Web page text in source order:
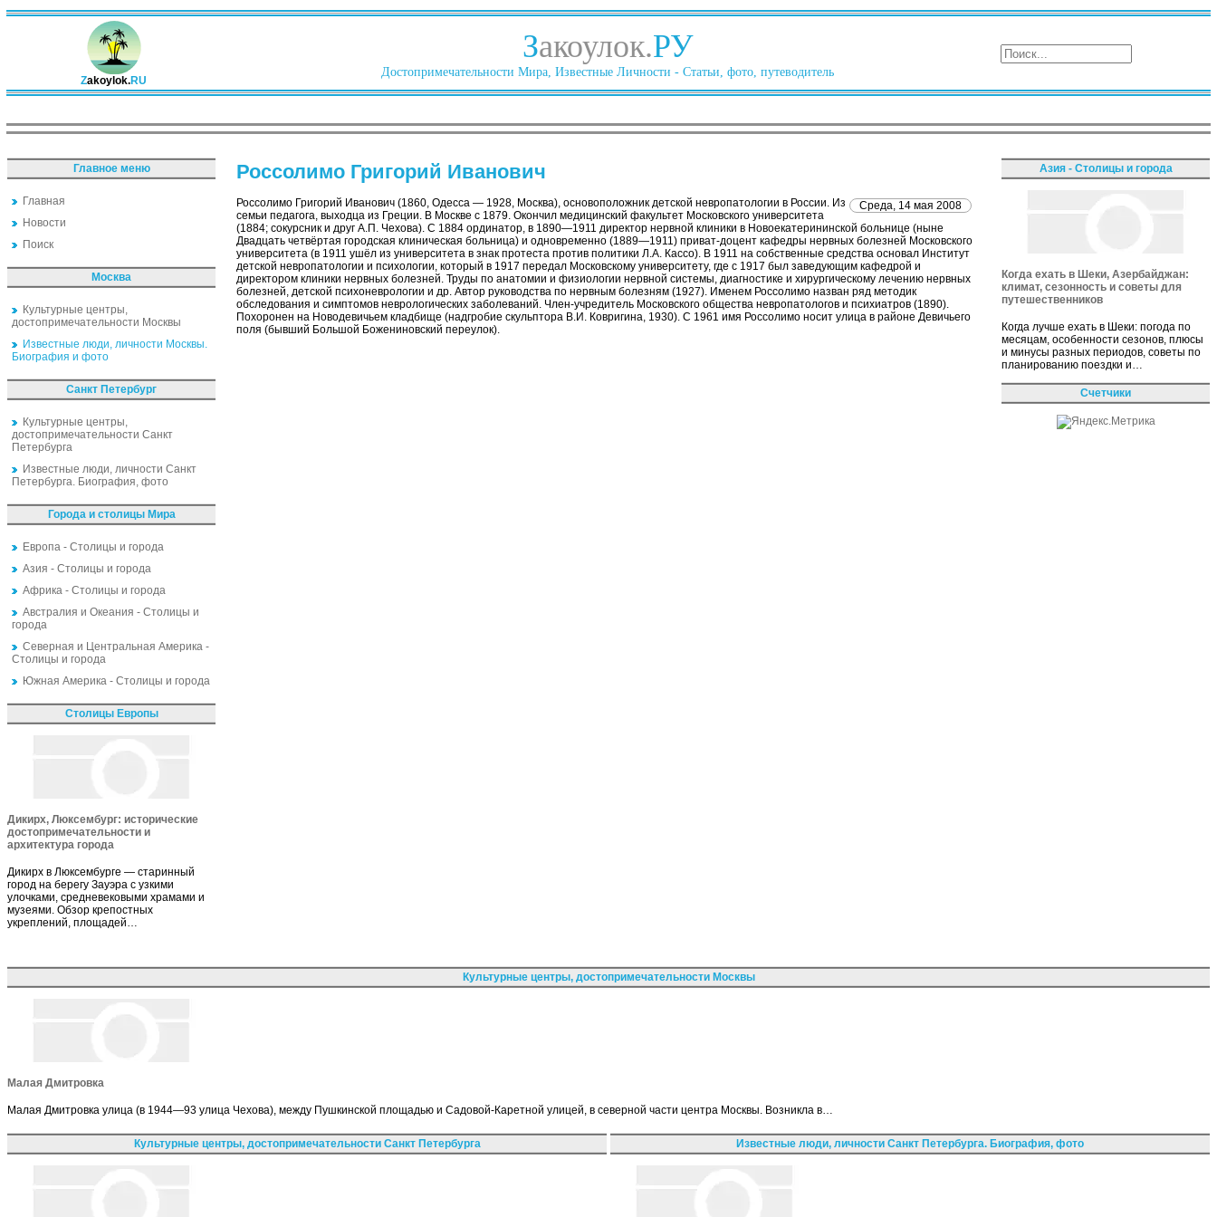
Zakoylok.RU
Закоулок.РУ
Достопримечательности Мира, Известные Личности - Статьи, фото, путеводитель
Главное меню
Главная
Новости
Поиск
Москва
Культурные центры,
достопримечательности Москвы
Известные люди, личности Москвы.
Биография и фото
Санкт Петербург
Культурные центры,
достопримечательности Санкт
Петербурга
Известные люди, личности Санкт
Петербурга. Биография, фото
Города и столицы Мира
Европа - Столицы и города
Азия - Столицы и города
Африка - Столицы и города
Австралия и Океания - Столицы и
города
Северная и Центральная Америка -
Столицы и города
Южная Америка - Столицы и города
Столицы Европы
Дикирх, Люксембург: исторические
достопримечательности и
архитектура города
Дикирх в Люксембурге — старинный
город на берегу Зауэра с узкими
улочками, средневековыми храмами и
музеями. Обзор крепостных
укреплений, площадей…
Россолимо Григорий Иванович
Среда, 14 мая 2008
Россолимо Григорий Иванович (1860, Одесса — 1928, Москва), основоположник детской невропатологии в России. Из
семьи педагога, выходца из Греции. В Москве с 1879. Окончил медицинский факультет Московского университета
(1884; сокурсник и друг А.П. Чехова). С 1884 ординатор, в 1890—1911 директор нервной клиники в Новоекатерининской больнице (ныне
Двадцать четвёртая городская клиническая больница) и одновременно (1889—1911) приват-доцент кафедры нервных болезней Московского
университета (в 1911 ушёл из университета в знак протеста против политики Л.А. Кассо). В 1911 на собственные средства основал Институт
детской невропатологии и психологии, который в 1917 передал Московскому университету, где с 1917 был заведующим кафедрой и
директором клиники нервных болезней. Труды по анатомии и физиологии нервной системы, диагностике и хирургическому лечению нервных
болезней, детской психоневрологии и др. Автор руководства по нервным болезням (1927). Именем Россолимо назван ряд методик
обследования и симптомов неврологических заболеваний. Член-учредитель Московского общества невропатологов и психиатров (1890).
Похоронен на Новодевичьем кладбище (надгробие скульптора В.И. Ковригина, 1930). С 1961 имя Россолимо носит улица в районе Девичьего
поля (бывший Большой Божениновский переулок).
Азия - Столицы и города
Когда ехать в Шеки, Азербайджан:
климат, сезонность и советы для
путешественников
Когда лучше ехать в Шеки: погода по
месяцам, особенности сезонов, плюсы
и минусы разных периодов, советы по
планированию поездки и…
Счетчики
Культурные центры, достопримечательности Москвы
Малая Дмитровка
Малая Дмитровка улица (в 1944—93 улица Чехова), между Пушкинской площадью и Садовой-Каретной улицей, в северной части центра Москвы. Возникла в…
Культурные центры, достопримечательности Санкт Петербурга Известные люди, личности Санкт Петербурга. Биография, фото